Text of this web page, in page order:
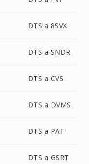
DTS a 8SVX
DTS a SNDR
DTS a CVS
DTS a DVMS
DTS a PAF
DTS a GSRT